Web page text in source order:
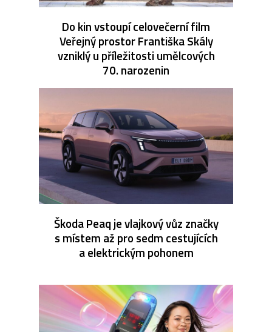
Do kin vstoupí celovečerní film
Veřejný prostor Františka Skály
vzniklý u příležitosti umělcových
70. narozenin
Škoda Peaq je vlajkový vůz značky
s místem až pro sedm cestujících
a elektrickým pohonem